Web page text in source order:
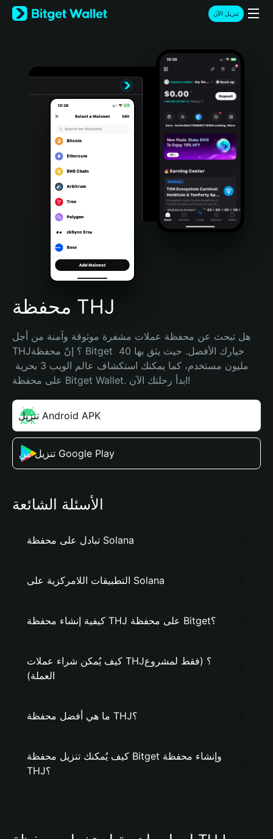
English
日本語
Türkçe
Português (Portugal)
Bahasa Indonesia
Português (Brasil)
Español (Argentina)
تنزيل الآن
محفظة THJ
هل تبحث عن محفظة عملات مشفرة موثوقة وآمنة من أجل
THJ؟ إنّ محفظة Bitget خيارك الأفضل. حيث يثق بها 40
على محفظة Bitget Wallet. ابدأ رحلتك الآن!
تنزيل Android APK
تنزيل من Google Play
الأسئلة الشائعة
تبادل على محفظة Solana
التطبيقات اللامركزية على Solana
كيفية إنشاء محفظة THJ على محفظة Bitget؟
كيف يُمكن شراء عملات THJ؟ (فقط لمشروع
العملة)
ما هي أفضل محفظة THJ؟
كيف يُمكنك تنزيل محفظة Bitget وإنشاء محفظة
THJ؟